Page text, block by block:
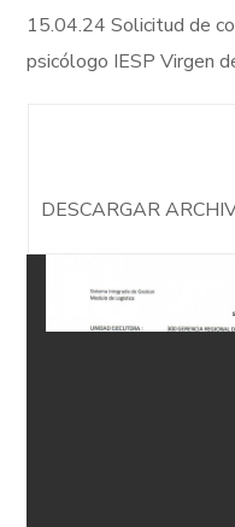
15.04.24 Solicitud de
psicólogo IESP Virgen
DESCARGAR